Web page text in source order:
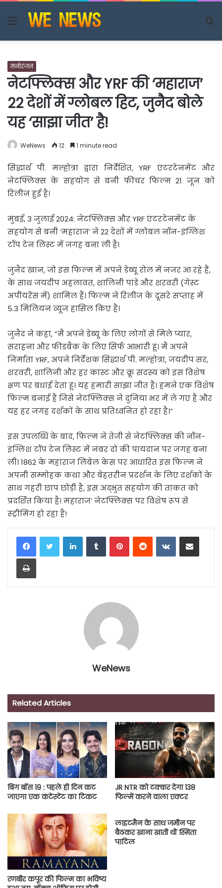
Menu
मनोरंजन
नेटफ्लिक्स और YRF की ‘महाराज’
22 देशों में ग्लोबल हिट, जुनैद बोले
यह ‘साझा जीत’ है!
WeNews 12 1 minute read
सिद्धार्थ पी. मल्होत्रा द्वारा निर्देशित, YRF एंटरटेनमेंट और
नेटफ्लिक्स के सहयोग से बनी फीचर फिल्म 21 जूनको
रिलीज़ हुई है।
मुंबई, 3 जुलाई 2024: नेटफ्लिक्स और YRF एंटरटेनमेंट के
सहयोग से बनी ‘महाराज’ ने 22 देशों में ग्लोबल नॉन-इंग्लिश
टॉप टेन लिस्ट में जगह बना ली है।
जुनैद खान, जो इस फिल्म में अपने डेब्यू रोल में नजर आ रहे हैं,
के साथ जयदीप अहलावत, शालिनी पांडे और शरवरी (गेस्ट
अपीयरेंस में) शामिल हैं। फिल्म ने रिलीज के दूसरे सप्ताह में
5.3 मिलियन व्यूज हासिल किए है।
जुनैद ने कहा, “मैं अपने डेब्यू के लिए लोगों से मिले प्यार,
सराहना और फीडबैक के लिए सिर्फ आभारी हूं। मैं अपने
निर्माता YRF, अपने निर्देशक सिद्धार्थ पी. मल्होत्रा, जयदीप सर,
शरवरी, शालिनी और हर कास्ट और क्रू सदस्य को इस विशेष
क्षण पर बधाई देता हूं। यह हमारी साझा जीत है। हमने एक विशेष
फिल्म बनाई है जिसे नेटफ्लिक्स ने दुनिया भर में ले गए है और
यह हर जगह दर्शकों के साथ प्रतिध्वनित हो रहा है।”
इस उपलब्धि के बाद, फिल्म ने तेजी से नेटफ्लिक्स की नॉन-
इंग्लिश टॉप टेन लिस्ट में नंबर दो की पायदान पर जगह बना
ली। 1862 के महाराज लिबेल केस पर आधारित इस फिल्म ने
अपनी सम्मोहक कथा और बेहतरीन प्रदर्शन के लिए दर्शकों के
साथ गहरी छाप छोड़ी है, इस अद्भुत सहयोग की ताकत को
प्रदर्शित किया है। महाराज’ नेटफ्लिक्स पर विशेष रूप से
स्ट्रीमिंग हो रहा है!
LinkedInTumblrPinterestReddit VKontakteShare via Email
Print
WeNews
Related Articles
बिग बॉस 19 : पहले ही दिन कट
जाएगा एक कंटेस्टेंट का टिकट
JR NTR को टक्कर देगा 138
फिल्में करने वाला एक्टर
रणबीर कपूर की फिल्म का भविष्य
लाइटमैन के साथ जमीन पर
बैठकर खाना खाती थीं स्मिता
पाटिल